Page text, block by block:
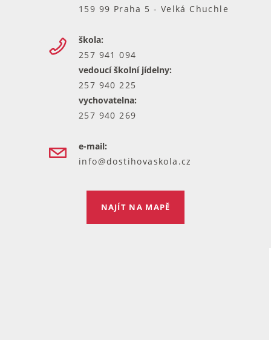
159 99 Praha 5 - Velká Chuchle
škola:
257 941 094
vedoucí školní jídelny:
257 940 225
vychovatelna:
257 940 269
e-mail:
info@dostihovaskola.cz
NAJÍT NA MAPĚ